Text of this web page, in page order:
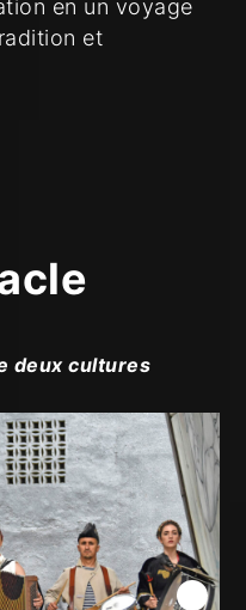
en un voyage
et
deux cultures